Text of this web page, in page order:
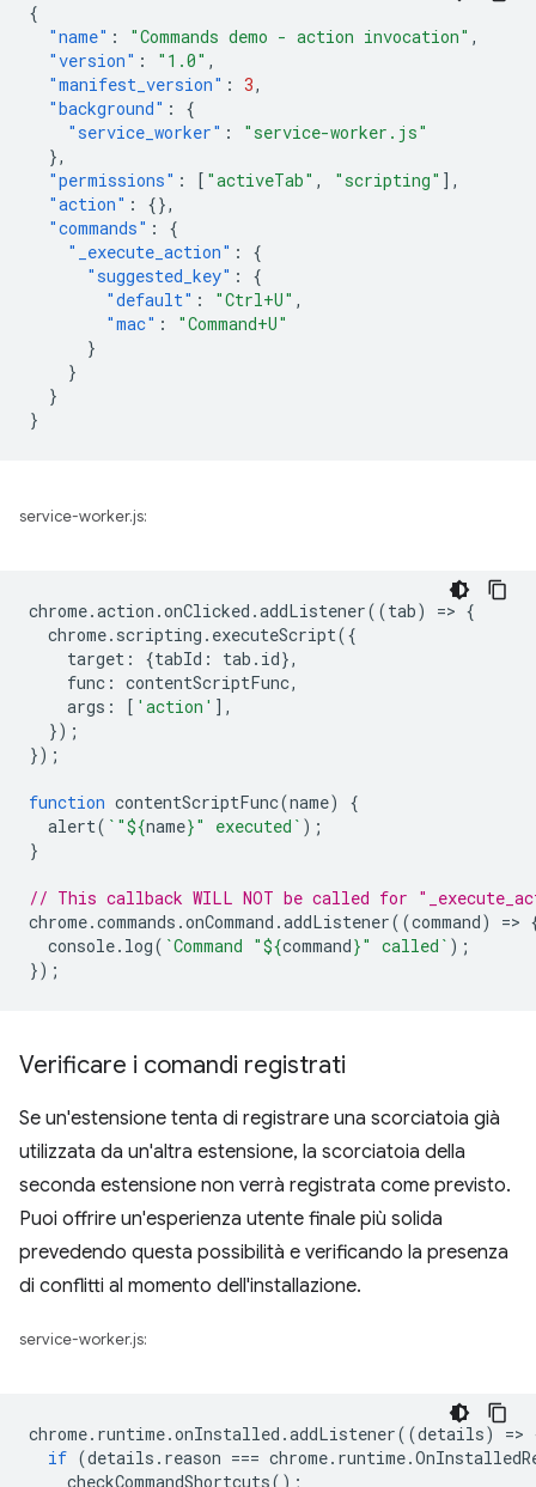
{
"name" : "Commands demo - action invocation" ,
"version" : "1.0" ,
"manifest_version" : 3,
"background" :
{
"service_worker" :
"service-worker.js"
},
"permissions" : [ "activeTab" , "scripting" ],
"action" :
{},
"commands" :
{
"_execute_action" :
{
"suggested_key" :
{
"default" : "Ctrl+U" ,
"mac" :
"Command+U"
}
}
}
}
service-worker.js:
chrome.action .onClicked .addListener((tab) => {
chrome. scripting . executeScript({
target : {tabId : tab . id},
func : contentScriptFunc,
args : [ 'action' ],
});
});
function contentScriptFunc(name)
{
alert( `"${name}" executed` );
}
// This callback WILL NOT be called for
chrome.commands .onCommand .addListener((command) =>
console. log( `Command "${command}" called` );
});
Verificare i comandi registrati
Se un'estensione tenta di registrare una scorciatoia già
utilizzata da un'altra estensione, la scorciatoia della
seconda estensione non verrà registrata come previsto.
Puoi offrire un'esperienza utente finale più solida
prevedendo questa possibilità e verificando la presenza
di conflitti al momento dell'installazione.
service-worker.js:
chrome. runtime.onInstalled .addListener((details) =>
if (details . reason === chrome. runtime.
checkCommandShortcuts();